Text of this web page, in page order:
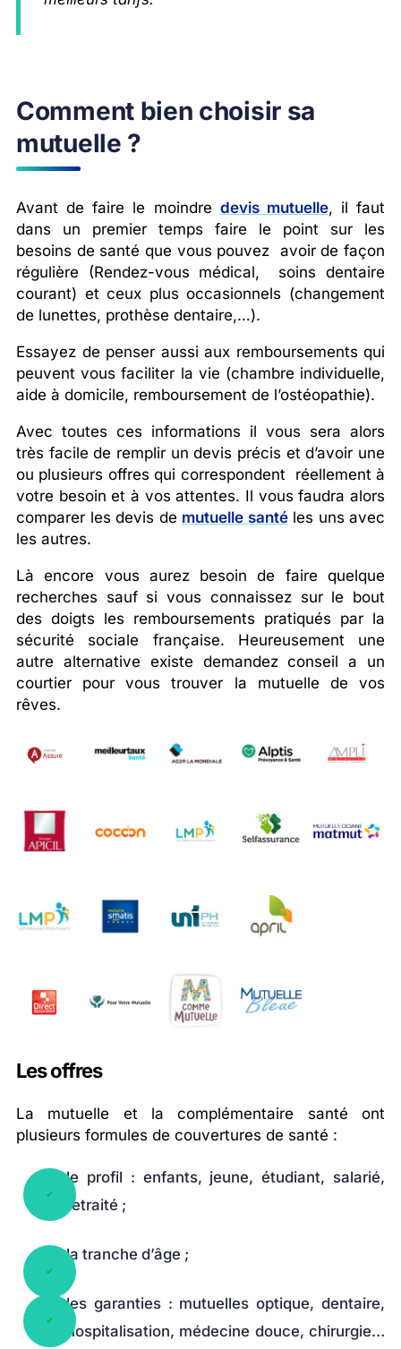
Comment bien choisir sa
mutuelle ?
Avant de faire le moindre devis mutuelle, il faut
dans un premier temps faire le point sur les
besoins de santé que vous pouvez avoir de façon
régulière (Rendez-vous médical, soins dentaire
courant) et ceux plus occasionnels (changement
de lunettes, prothèse dentaire,…).
Essayez de penser aussi aux remboursements qui
peuvent vous faciliter la vie (chambre individuelle,
aide à domicile, remboursement de l’ostéopathie).
Avec toutes ces informations il vous sera alors
très facile de remplir un devis précis et d’avoir une
ou plusieurs offres qui correspondent réellement à
votre besoin et à vos attentes. Il vous faudra alors
comparer les devis de mutuelle santéles uns avec
les autres.
Là encore vous aurez besoin de faire quelque
recherches sauf si vous connaissez sur le bout
des doigts les remboursements pratiqués par la
sécurité sociale française. Heureusement une
autre alternative existe demandez conseil a un
courtier pour vous trouver la mutuelle de vos
rêves.
Les offres
La mutuelle et la complémentaire santé ont
plusieurs formules de couvertures de santé :
le profil : enfants, jeune, étudiant, salarié,
retraité ;
la tranche d’âge ;
les garanties : mutuelles optique, dentaire,
hospitalisation, médecine douce, chirurgie…